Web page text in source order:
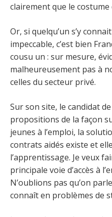
clairement que le
Or, si quelqu’un s’y
impeccable, c’est bien
cousu un : sur mesure,
malheureusement pas à
celles du secteur privé.
Sur son site, le candidat
propositions de la façon
jeunes à l’emploi, la
contrats aidés existe et
l’apprentissage. Je veux
principale voie d’accès à
N’oublions pas qu’on
connaît en problèmes de